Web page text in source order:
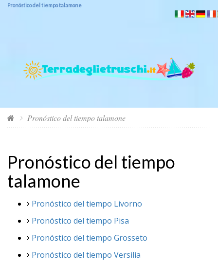
Pronóstico del tiempo talamone
Pronóstico del tiempo talamone
Pronóstico del tiempo
talamone
Pronóstico del tiempo Livorno
Pronóstico del tiempo Pisa
Pronóstico del tiempo Grosseto
Pronóstico del tiempo Versilia